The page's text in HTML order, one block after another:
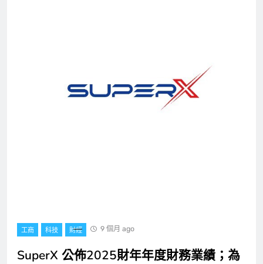
工商 科技 財經 9 個月 ago
SuperX 公佈2025財年年度財務業績；為